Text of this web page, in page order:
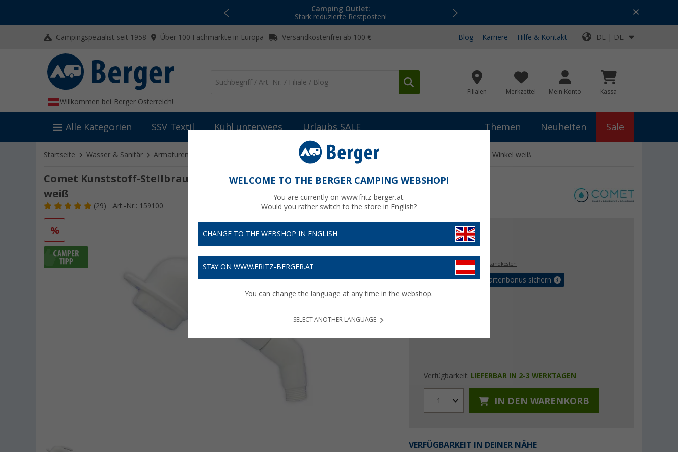
Camping Outlet:
Stark reduzierte Restposten!
Top-Deals für dein Abenteuer!
Campingspezialist seit 1958 Über 100 Fachmärkte in Europa Versandkostenfrei ab 100 € Blog Karriere Hilfe & Kontakt DE | DE
Willkommen bei Berger Österreich!
Filialen Merkzettel Mein Konto Kassa
Alle Kategorien SSV Textil Kühl unterwegs Urlaubs SALE Themen Neuheiten Sale
Startseite Wasser & Sanitär Armaturen Comet Kunststoff-Stellbrause 2-teilig mit 1/2-Zoll Anschluss und 3/8-Zoll Winkel weiß
Comet Kunststoff-Stellbrause 2-teilig mit 1/2-Zoll Anschluss und 3/8-Zoll Winkel
weiß
(29) Art.-Nr.: 159100
% 22,99 €
15, €
Preise inkl. MwSt.,zzgl. Versandkosten
Bis zu 5% Vorteilskartenbonus sichern
Verfügbarkeit: LIEFERBAR IN 2-3 WERKTAGEN
1 IN DEN WARENKORB
VERFÜGBARKEIT IN DEINER NÄHE
WELCOME TO THE BERGER CAMPING WEBSHOP!
You are currently on www.fritz-berger.at.
Would you rather switch to the store in English?
CHANGE TO THE WEBSHOP IN ENGLISH
STAY ON WWW.FRITZ-BERGER.AT
You can change the language at any time in the webshop.
SELECT ANOTHER LANGUAGE